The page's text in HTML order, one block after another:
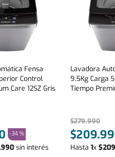
Fensa
Control
Care 12SZ Gris
-34 %
.990sin interés
Lavadora
9,5Kg Carga
Tiempo
$279.990
$209.
Hasta 1x $209